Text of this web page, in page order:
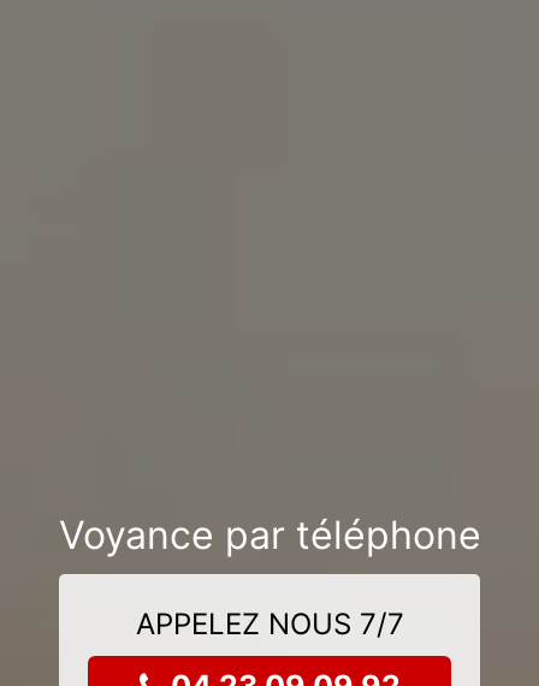
Voyance par téléphone
APPELEZ NOUS 7/7